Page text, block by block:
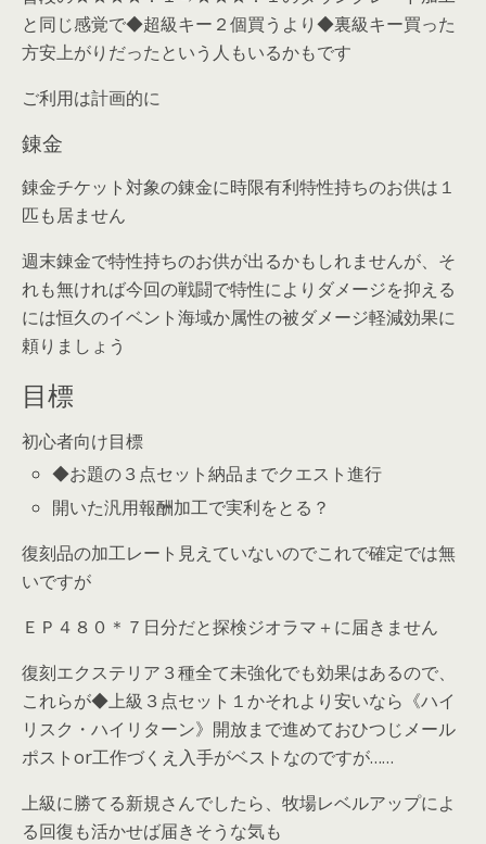
と同じ感覚で◆超級キー２個買うより◆裏級キー買った
方安上がりだったという人もいるかもです
ご利用は計画的に
錬金
錬金チケット対象の錬金に時限有利特性持ちのお供は１
匹も居ません
週末錬金で特性持ちのお供が出るかもしれませんが、そ
れも無ければ今回の戦闘で特性によりダメージを抑える
には恒久のイベント海域か属性の被ダメージ軽減効果に
頼りましょう
目標
初心者向け目標
◆お題の３点セット納品までクエスト進行
開いた汎用報酬加工で実利をとる？
復刻品の加工レート見えていないのでこれで確定では無
いですが
ＥＰ４８０＊７日分だと探検ジオラマ＋に届きません
復刻エクステリア３種全て未強化でも効果はあるので、
これらが◆上級３点セット１かそれより安いなら《ハイ
リスク・ハイリターン》開放まで進めておひつじメール
ポストor工作づくえ入手がベストなのですが……
上級に勝てる新規さんでしたら、牧場レベルアップによ
る回復も活かせば届きそうな気も